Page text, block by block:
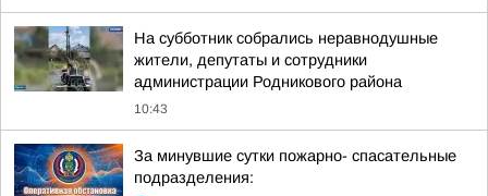
На субботник собрались неравнодушные
жители, депутаты и сотрудники
администрации Родникового района
10:43
За минувшие сутки пожарно- спасательные
подразделения: